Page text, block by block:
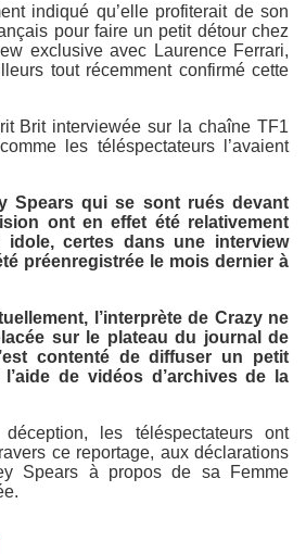
indiqué qu’elle profiterait de son
pour faire un petit détour chez
exclusive avec Laurence Ferrari,
tout récemment confirmé cette
Brit interviewée sur la chaîne TF1
les téléspectateurs l’avaient
Spears qui se sont rués devant
ont en effet été relativement
certes dans une interview
préenregistrée le mois dernier à
l’interprète de Crazyne
sur le plateau du journal de
contenté de diffuser un petit
de vidéos d’archives de la
les téléspectateurs ont
ce reportage, aux déclarations
Spears à propos de sa
Femme